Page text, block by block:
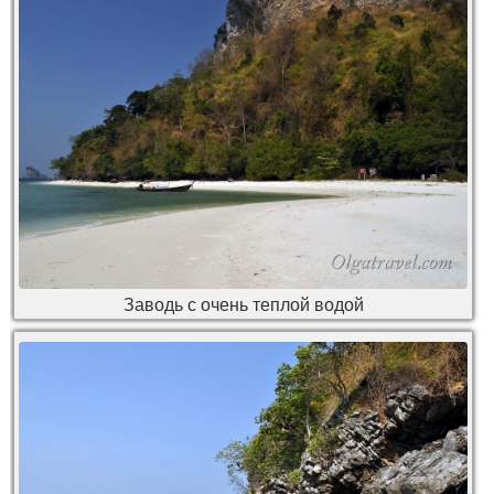
Заводь с очень теплой водой